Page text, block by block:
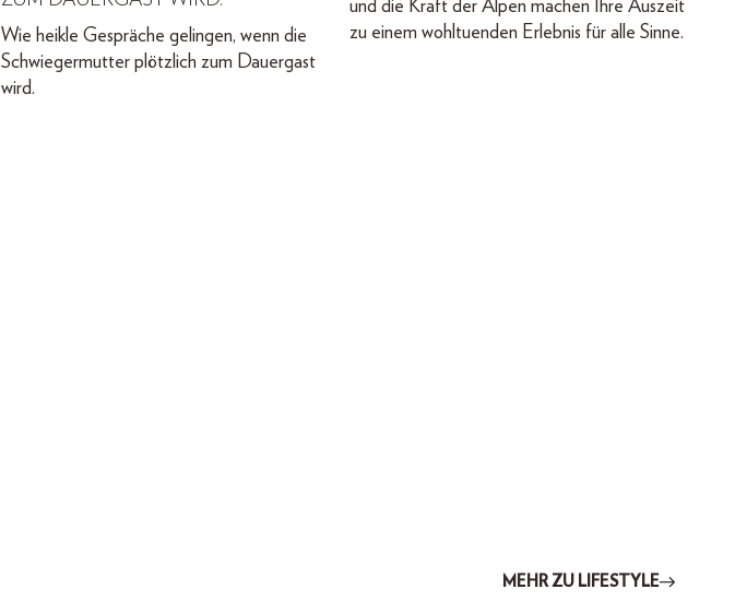
Wie heikle Gespräche gelingen, wenn die
Schwiegermutter plötzlich zum Dauergast
wird.
und die Kraft der Alpen machen Ihre Auszeit
zu einem wohltuenden Erlebnis für alle Sinne.
MEHR ZU LIFESTYLE